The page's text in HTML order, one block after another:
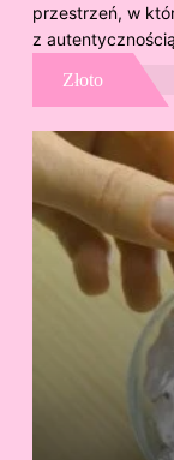
przestrzeń, w
z
Złoto